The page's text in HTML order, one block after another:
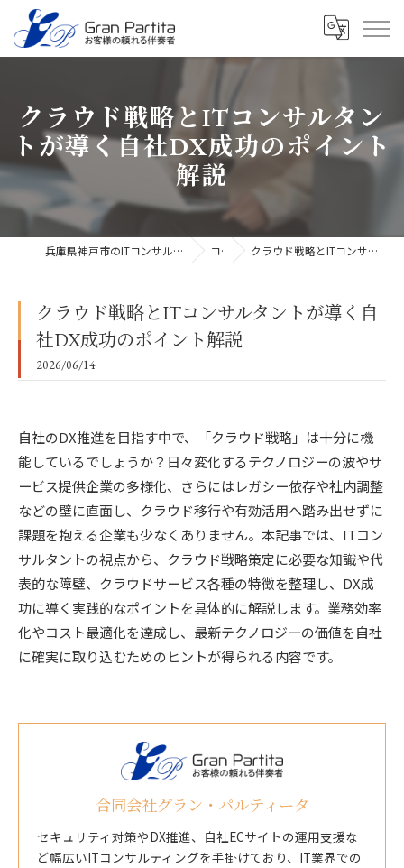
クラウド戦略とITコンサルタン
トが導く自社DX成功のポイント
解説
兵庫県神戸市のITコンサルタントなら合同会社グラン・パルティータ コラム クラウド戦略とITコンサルタントが導く自社DX成功のポイント解説
クラウド戦略とITコンサルタントが導く自
社DX成功のポイント解説
2026/06/14
自社のDX推進を目指す中で、「クラウド戦略」は十分に機
能しているでしょうか？日々変化するテクノロジーの波やサ
ービス提供企業の多様化、さらにはレガシー依存や社内調整
などの壁に直面し、クラウド移行や有効活用へ踏み出せずに
課題を抱える企業も少なくありません。本記事では、ITコン
サルタントの視点から、クラウド戦略策定に必要な知識や代
表的な障壁、クラウドサービス各種の特徴を整理し、DX成
功に導く実践的なポイントを具体的に解説します。業務効率
化やコスト最適化を達成し、最新テクノロジーの価値を自社
に確実に取り込むためのヒントが得られる内容です。
合同会社グラン・パルティータ
セキュリティ対策やDX推進、自社ECサイトの運用支援な
ど幅広いITコンサルティングを手掛けており、IT業界での